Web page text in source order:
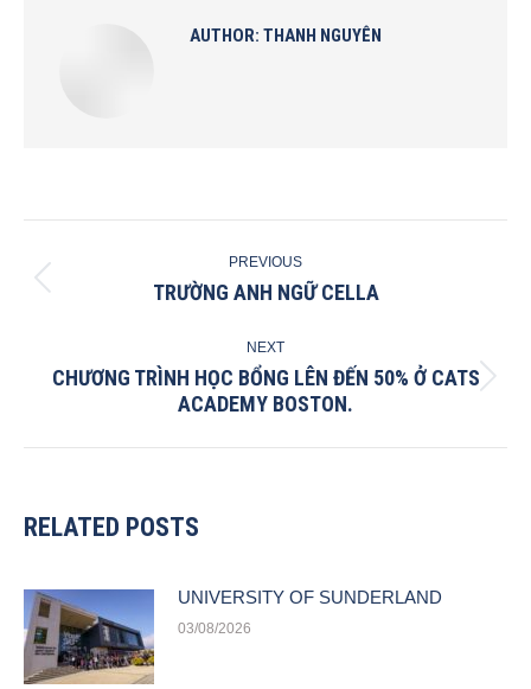
AUTHOR: THANH NGUYÊN
NAVIGATION
PREVIOUS
Previous
TRƯỜNG ANH NGỮ CELLA
NEXT
Next
post:
CHƯƠNG TRÌNH HỌC BỔNG LÊN ĐẾN 50% Ở CATS
ACADEMY BOSTON.
RELATED POSTS
UNIVERSITY OF SUNDERLAND
03/08/2026